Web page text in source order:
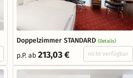
Doppelzimmer STANDARD (Details)
p.P. ab 213,03 € nicht verfügbar